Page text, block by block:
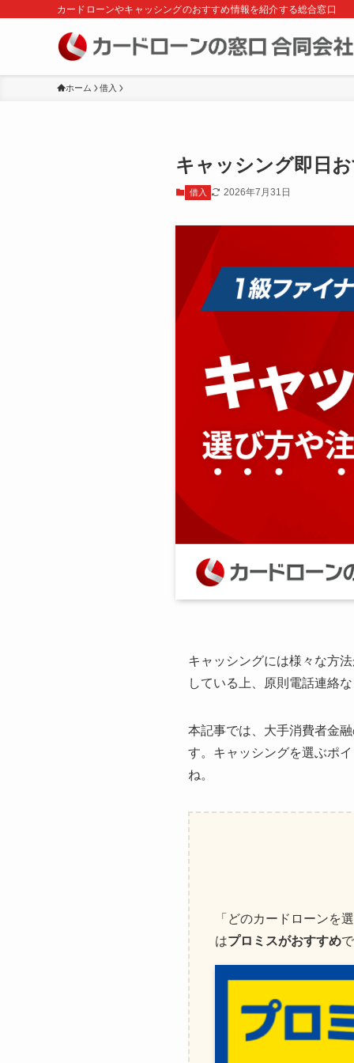
カードローンやキャッシングのおすすめ情報を紹介する総合窓口
ホーム 借入
キャッシング即日
借入 2026年7月31日
キャッシングには様々な方
している上、原則電話連絡
本記事では、大手消費者金
す。キャッシングを選ぶポ
ね。
「どのカードローンを
はプロミスがおすすめ